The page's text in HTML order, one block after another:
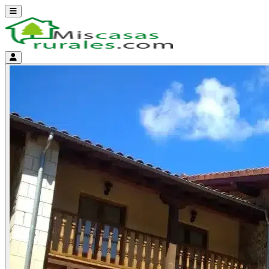
Abrir menú
Menú de cuenta